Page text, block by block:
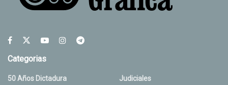
Categorias
50 Años Dictadura
Judiciales